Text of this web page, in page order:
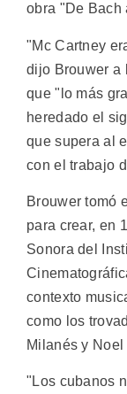
obra "De Bach
"Mc Cartney
dijo Brouwer a
que "lo más
heredado el
que supera al
con el trabajo
Brouwer tomó
para crear, en
Sonora del
contexto
como los
Milanés y Noel
"Los cubanos